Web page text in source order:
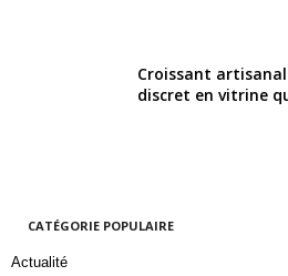
Croissant
discret en vitrine
CATÉGORIE POPULAIRE
Actualité